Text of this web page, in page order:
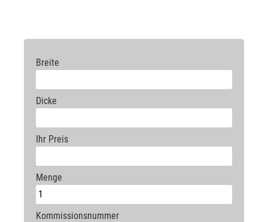
Breite
Dicke
Ihr Preis
Menge
Kommissionsnummer